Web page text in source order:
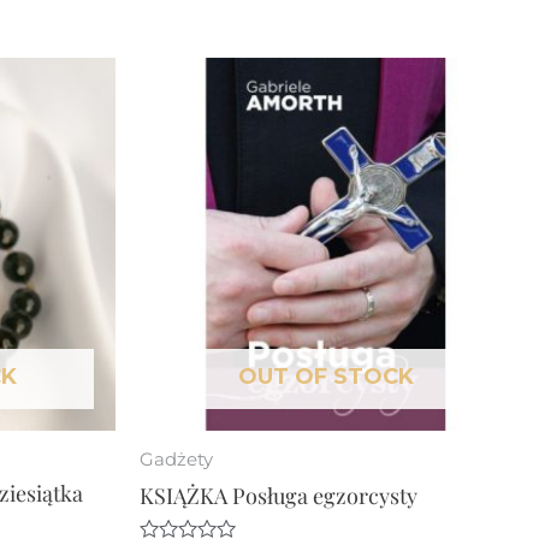
OUT OF STOCK
Gadżety
KSIĄŻKA Posługa egzorcysty